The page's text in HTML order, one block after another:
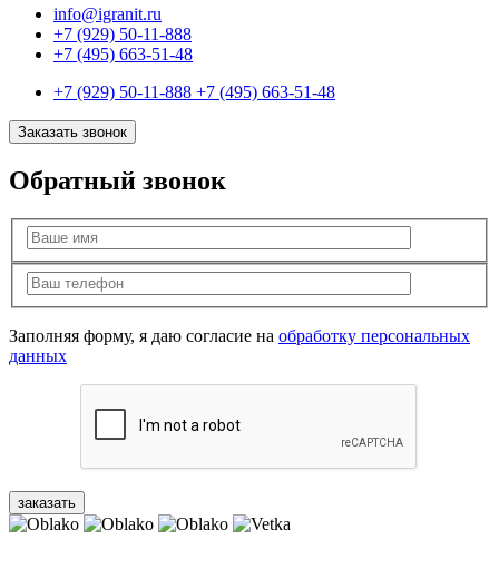
info@igranit.ru
+7 (929) 50-11-888
+7 (495) 663-51-48
+7 (929) 50-11-888 +7 (495) 663-51-48
Заказать звонок
Обратный звонок
Заполняя форму, я даю согласие на обработку персональных
данных